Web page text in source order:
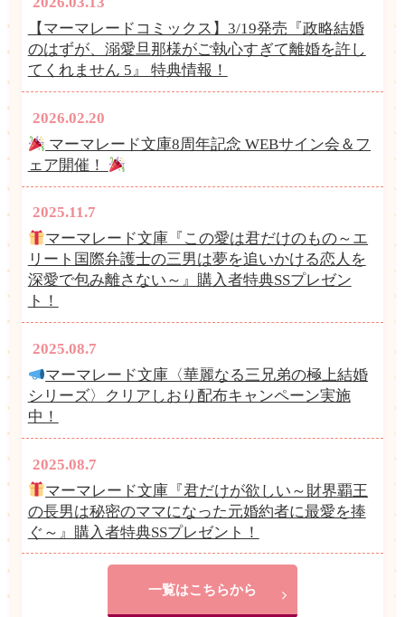
【マーマレードコミックス】3/19発売『政略結婚
のはずが、溺愛旦那様がご執心すぎて離婚を許し
てくれません 5』 特典情報！
2026.02.20
マーマレード文庫8周年記念 WEBサイン会＆フ
ェア開催！
2025.11.7
マーマレード文庫『この愛は君だけのもの～エ
リート国際弁護士の三男は夢を追いかける恋人を
深愛で包み離さない～』購入者特典SSプレゼン
ト！
2025.08.7
マーマレード文庫〈華麗なる三兄弟の極上結婚
シリーズ〉クリアしおり配布キャンペーン実施
中！
2025.08.7
マーマレード文庫『君だけが欲しい～財界覇王
の長男は秘密のママになった元婚約者に最愛を捧
ぐ～』購入者特典SSプレゼント！
一覧はこちらから